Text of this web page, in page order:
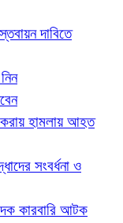
দাবিতে
করায় হামলায় আহত
সংবর্ধনা ও
কারবারি আটক